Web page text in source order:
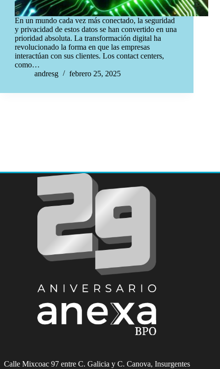
En un mundo cada vez más conectado, la seguridad
y privacidad de estos datos se han convertido en una
prioridad absoluta. La transformación digital ha
revolucionado la forma en que las empresas
interactúan con sus clientes. Los contact centers,
como…
andresg
febrero 25, 2025
Calle Mixcoac 97 entre C. Galicia y C. Canova, Insurgentes